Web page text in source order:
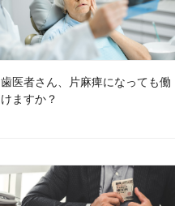
歯医者さん、片麻痺になっても働
けますか？